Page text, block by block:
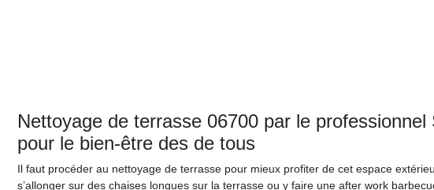
Nettoyage de terrasse 06700 par le professionnel
pour le bien-être des de tous
Il faut procéder au nettoyage de terrasse pour mieux profiter de cet espace
s’allonger sur des chaises longues sur la terrasse ou y faire une after work